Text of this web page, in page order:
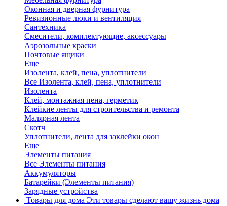
Оконная и дверная фурнитура
Ревизионные люки и вентиляция
Сантехника
Смесители, комплектующие, аксессуары
Аэрозольные краски
Почтовые ящики
Еще
Изолента, клей, пена, уплотнители
Все Изолента, клей, пена, уплотнители
Изолента
Клей, монтажная пена, герметик
Клейкие ленты для строительства и ремонта
Малярная лента
Скотч
Уплотнители, лента для заклейки окон
Еще
Элементы питания
Все Элементы питания
Аккумуляторы
Батарейки (Элементы питания)
Зарядные устройства
Товары для дома Эти товары сделают вашу жизнь дома